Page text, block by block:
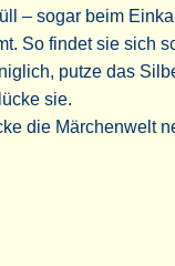
– sogar beim
So findet sie sich
putze das
sie.
die Märchenwelt